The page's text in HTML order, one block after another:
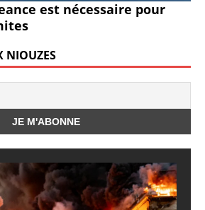
est nécessaire pour
NIOUZES